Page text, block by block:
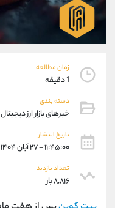
زمان مطالعه
1 دقیقه
دسته بندی
خبرهای بازار ارز دیجیتال
تاریخ انتشار
۱۱:۴۵:۰۰ - ۲۷ آبان ۱۴۰۴
تعداد بازدید
۸,۸۱۶ بار
واتساپ
تلگرام
پشتیبان فروش
موبایل
واتساپ
تلگرام
داخلی
اطلاعات تماس